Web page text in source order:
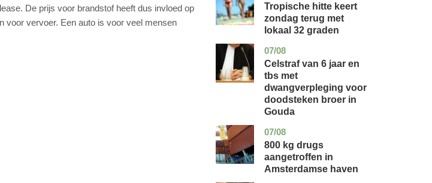
De prijs voor brandstof heeft dus invloed op
voor vervoer. Een auto is voor veel mensen
Tropische hitte keert
zondag terug met
lokaal 32 graden
07/08
zuid-
holland
nieuws
Celstraf van 6 jaar en
tbs met
dwangverpleging voor
doodsteken broer in
Gouda
07/08
noord-
holland
nieuws
800 kg drugs
aangetroffen in
Amsterdamse haven